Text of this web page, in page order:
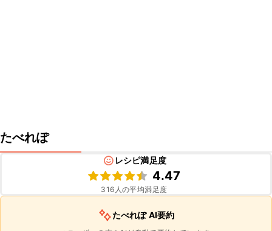
たべれぽ
レシピ満足度
4.47
316 人の平均満足度
たべれぽ AI要約